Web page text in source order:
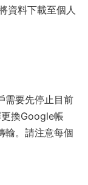
資料下載至個人
需要先停止目前
換Google帳
輸。請注意每個